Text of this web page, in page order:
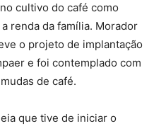
cultivo do café como
renda da família. Morador
o projeto de implantação
e foi contemplado com
de café.
que tive de iniciar o